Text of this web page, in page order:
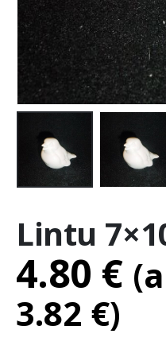
Lintu
4.80 €
3.82 €)